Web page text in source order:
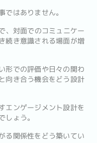
はありません。
、対面でのコミュニケー
続き意識される場面が増
形での評価や日々の関わ
向き合う機会をどう設計
エンゲージメント設計を
ょう。
る関係性をどう築いてい